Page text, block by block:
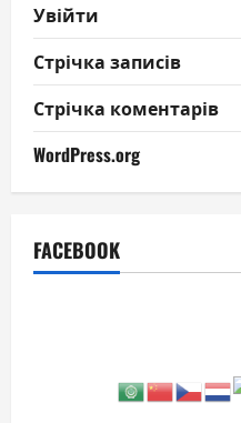
Увійти
Стрічка записів
Стрічка коментарів
WordPress.org
FACEBOOK